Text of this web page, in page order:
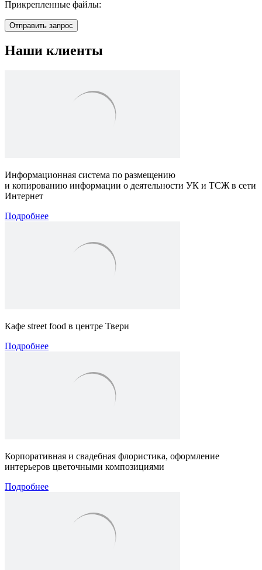
Прикрепленные файлы:
Отправить запрос
Наши клиенты
Информационная система по размещению
и копированию информации о деятельности УК и ТСЖ в сети
Интернет
Подробнее
Кафе street food в центре Твери
Подробнее
Корпоративная и свадебная флористика, оформление
интерьеров цветочными композициями
Подробнее